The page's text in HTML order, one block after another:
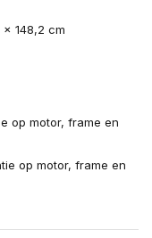
x 148,2 cm
op motor, frame en
op motor, frame en